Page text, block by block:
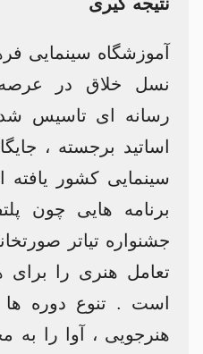
آموزشگاه سینمایی
نسل خلاق در
رسانه ای تاسیس
اساتید برجسته ،
سینمایی کشور
برنامه هایی چون
جشنواره تیاتر
تعامل هنری را برای
است . تنوع دوره ها
هنرجویی ، آوا را به